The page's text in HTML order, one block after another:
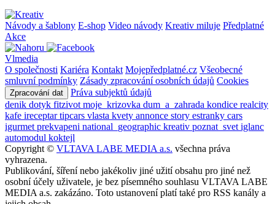
Návody a šablony E-shop Video návody Kreativ miluje Předplatné
Akce
Vlmedia
O společnosti Kariéra Kontakt Mojepředplatné.cz Všeobecné
smluvní podmínky Zásady zpracování osobních údajů Cookies
Zpracování dat
Práva subjektů údajů
denik dotyk fitzivot moje_krizovka dum_a_zahrada kondice realcity
kafe ireceptartipcars vlasta kvety annonce story estranky cars
igurmet prekvapeni national_geographic kreativ poznat_svet iglanc
automodul koktejl
Copyright © VLTAVA LABE MEDIA a.s. všechna práva
vyhrazena.
Publikování, šíření nebo jakékoliv jiné užití obsahu pro jiné než
osobní účely uživatele, je bez písemného souhlasu VLTAVA LABE
MEDIA a.s. zakázáno. Toto ustanovení platí také pro RSS kanály a